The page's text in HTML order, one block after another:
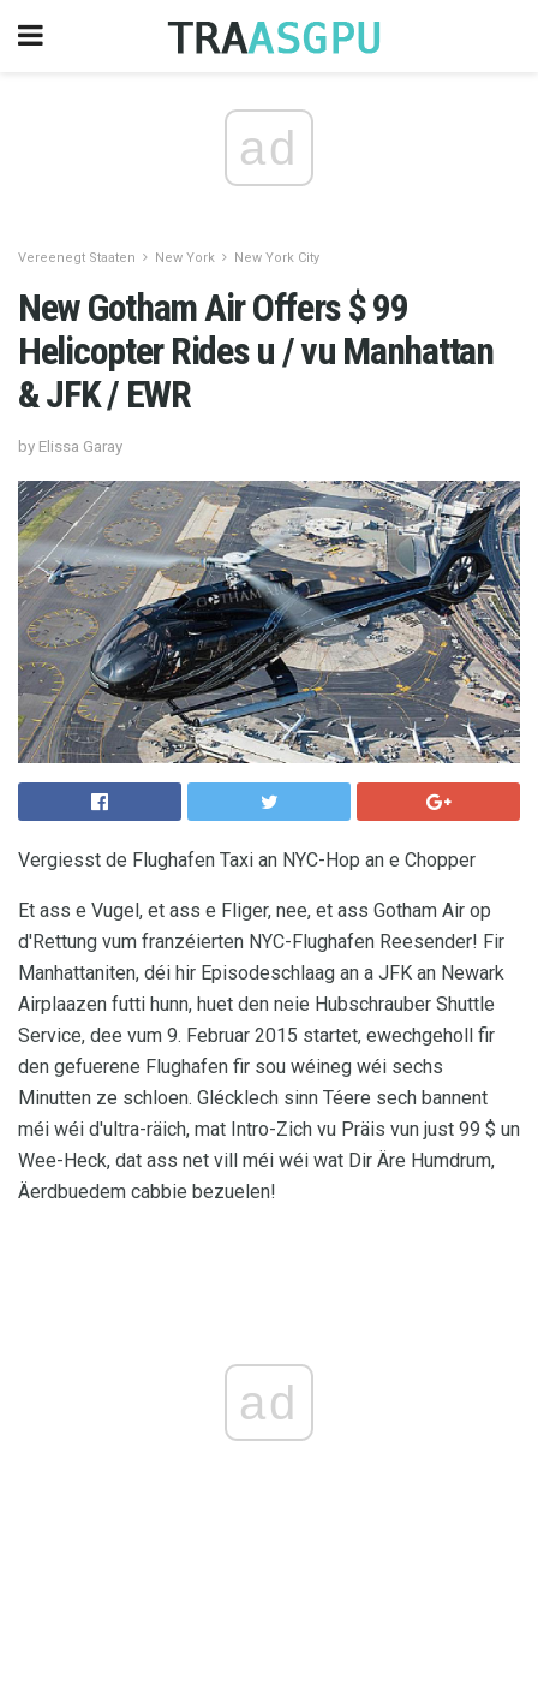
ad
Vereenegt Staaten New York New York City
New Gotham Air Offers $ 99
Helicopter Rides u / vu Manhattan
& JFK / EWR
by Elissa Garay
Vergiesst de Flughafen Taxi an NYC-Hop an e Chopper
Et ass e Vugel, et ass e Fliger, nee, et ass Gotham Air op
d'Rettung vum franzéierten NYC-Flughafen Reesender! Fir
Manhattaniten, déi hir Episodeschlaag an a JFK an Newark
Airplaazen futti hunn, huet den neie Hubschrauber Shuttle
Service, dee vum 9. Februar 2015 startet, ewechgeholl fir
den gefuerene Flughafen fir sou wéineg wéi sechs
Minutten ze schloen. Glécklech sinn Téere sech bannent
méi wéi d'ultra-räich, mat Intro-Zich vu Präis vun just 99 $ un
Wee-Heck, dat ass net vill méi wéi wat Dir Äre Humdrum,
Äerdbuedem cabbie bezuelen!
ad